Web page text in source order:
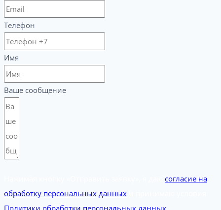
Телефон
Имя
Ваше сообщение
согласие на
обработку персональных данных
Политики обработки персональных данных.